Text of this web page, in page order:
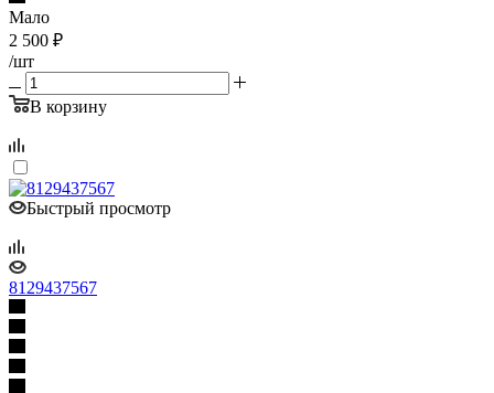
Мало
2 500 ₽
/шт
В корзину
Быстрый просмотр
8129437567